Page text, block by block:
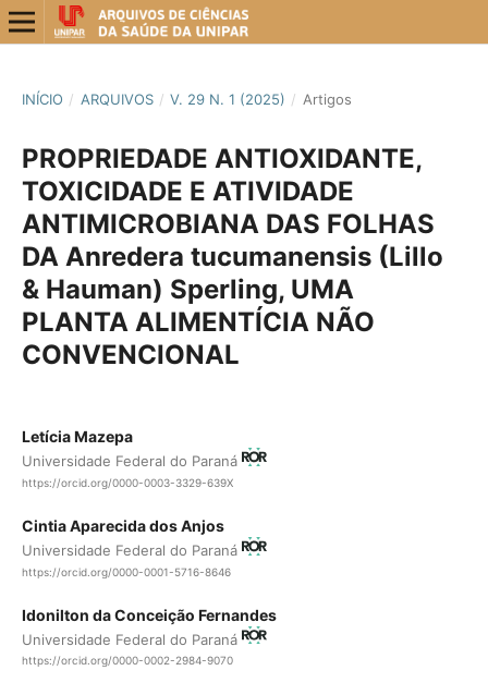
INÍCIO / ARQUIVOS / V. 29 N. 1 (2025) / Artigos
PROPRIEDADE ANTIOXIDANTE,
TOXICIDADE E ATIVIDADE
ANTIMICROBIANA DAS FOLHAS
DA Anredera tucumanensis (Lillo
& Hauman) Sperling, UMA
PLANTA ALIMENTÍCIA NÃO
CONVENCIONAL
Letícia Mazepa
Universidade Federal do Paraná
https://orcid.org/0000-0003-3329-639X
Cintia Aparecida dos Anjos
Universidade Federal do Paraná
https://orcid.org/0000-0001-5716-8646
Idonilton da Conceição Fernandes
Universidade Federal do Paraná
https://orcid.org/0000-0002-2984-9070